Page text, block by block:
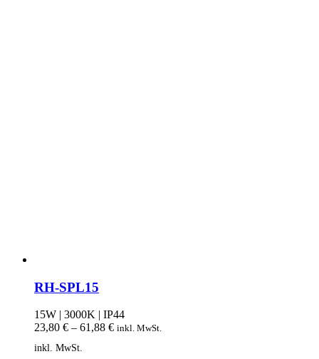
RH-SPL15
15W | 3000K | IP44
23,80 € – 61,88 € inkl. MwSt.
inkl. MwSt.